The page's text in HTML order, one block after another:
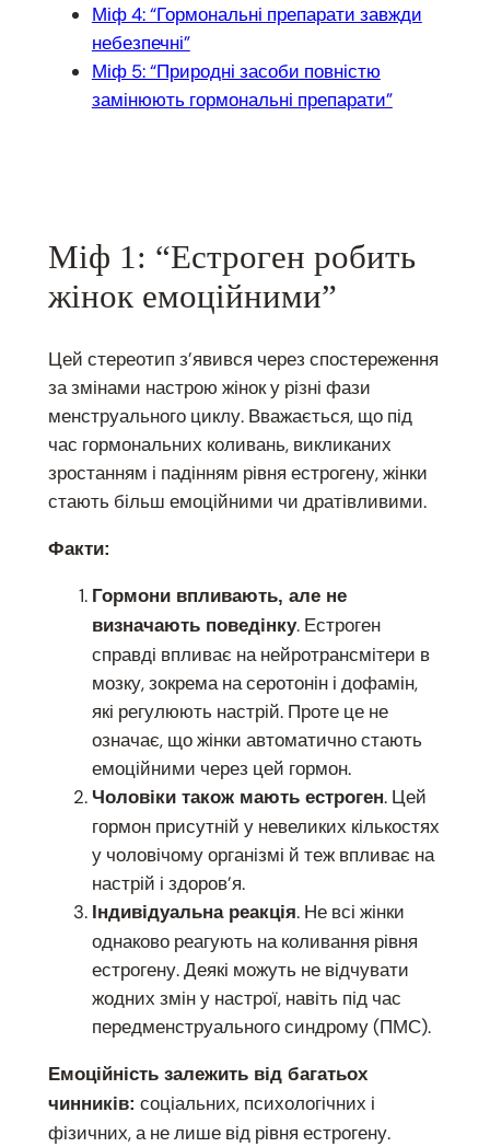
Міф 4: “Гормональні препарати завжди
небезпечні”
Міф 5: “Природні засоби повністю
замінюють гормональні препарати”
Міф 1: “Естроген робить
жінок емоційними”
Цей стереотип з’явився через спостереження
за змінами настрою жінок у різні фази
менструального циклу. Вважається, що під
час гормональних коливань, викликаних
зростанням і падінням рівня естрогену, жінки
стають більш емоційними чи дратівливими.
Факти:
Гормони впливають, але не
визначають поведінку. Естроген
справді впливає на нейротрансмітери в
мозку, зокрема на серотонін і дофамін,
які регулюють настрій. Проте це не
означає, що жінки автоматично стають
емоційними через цей гормон.
Чоловіки також мають естроген. Цей
гормон присутній у невеликих кількостях
у чоловічому організмі й теж впливає на
настрій і здоров’я.
Індивідуальна реакція. Не всі жінки
однаково реагують на коливання рівня
естрогену. Деякі можуть не відчувати
жодних змін у настрої, навіть під час
передменструального синдрому (ПМС).
Емоційність залежить від багатьох
чинників: соціальних, психологічних і
фізичних, а не лише від рівня естрогену.